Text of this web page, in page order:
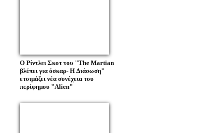
O Ρίντλει Σκοτ του "Τhe Martian
βλέπει για όσκαρ- H Διάσωση"
ετοιμάζει νέα συνέχεια του
περίφημου "Alien"